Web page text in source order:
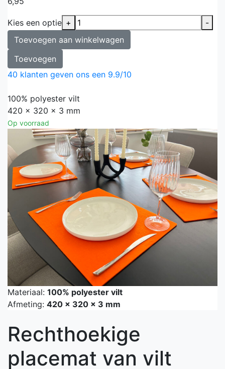
Kies een optie +
-
Toevoegen aan winkelwagen
Toevoegen
40 klanten geven ons een 9.9/10
100% polyester vilt
420 x 320 x 3 mm
Op voorraad
Materiaal: 100% polyester vilt
Afmeting: 420 x 320 x 3 mm
Rechthoekige
placemat van vilt